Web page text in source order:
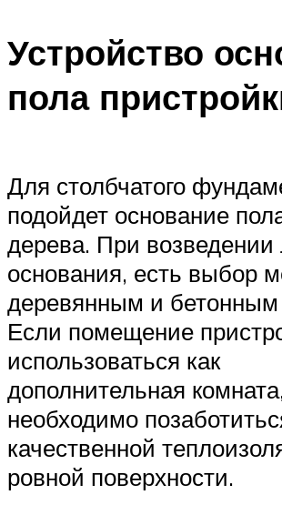
Устройство
пола
Для столбчатого
подойдет основание
дерева. При возведении
основания, есть выбор
деревянным и
Если помещение
использоваться как
дополнительная
необходимо
качественной
ровной поверхности.